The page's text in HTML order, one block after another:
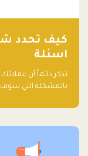
كيف تحدد
اسئلة
تذكر دائماً أن
بالمشكلة التي